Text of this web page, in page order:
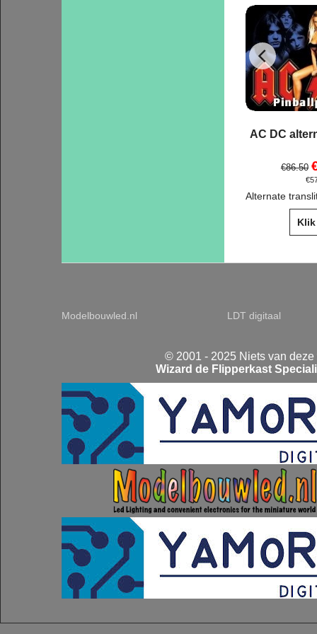
AC DC
€86.50
€
Modelbouwled.nl LDT digitaal
© 2001 - 2025 Niets van
Wizard de Flipperkast